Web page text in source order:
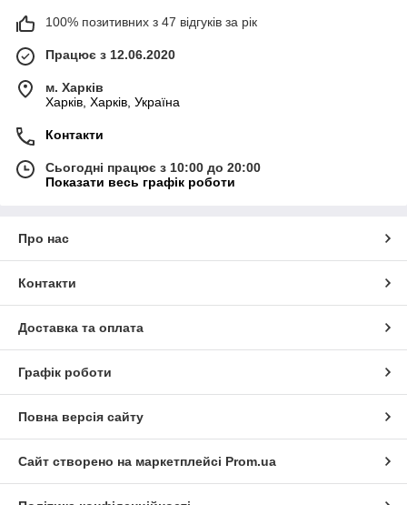
100% позитивних з 47 відгуків за рік
Працює з 12.06.2020
м. Харків
Харків, Харків, Україна
Контакти
Сьогодні працює з 10:00 до 20:00
Показати весь графік роботи
Про нас
Контакти
Доставка та оплата
Графік роботи
Повна версія сайту
Сайт створено на маркетплейсі Prom.ua